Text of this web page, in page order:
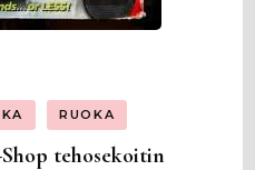
RUOKA
tehosekoitin